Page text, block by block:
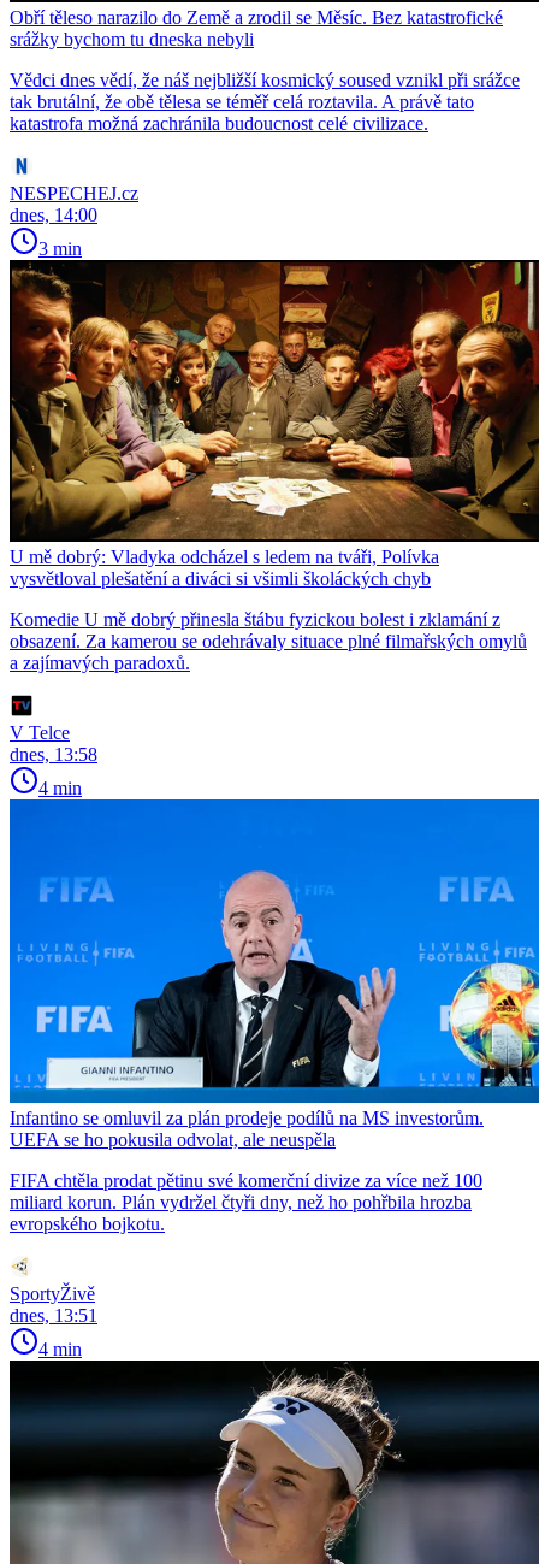
Obří těleso narazilo do Země a zrodil se Měsíc. Bez katastrofické
srážky bychom tu dneska nebyli
Vědci dnes vědí, že náš nejbližší kosmický soused vznikl při srážce
tak brutální, že obě tělesa se téměř celá roztavila. A právě tato
katastrofa možná zachránila budoucnost celé civilizace.
NESPECHEJ.cz
dnes, 14:00
3 min
U mě dobrý: Vladyka odcházel s ledem na tváři, Polívka
vysvětloval plešatění a diváci si všimli školáckých chyb
Komedie U mě dobrý přinesla štábu fyzickou bolest i zklamání z
obsazení. Za kamerou se odehrávaly situace plné filmařských omylů
a zajímavých paradoxů.
V Telce
dnes, 13:58
4 min
Infantino se omluvil za plán prodeje podílů na MS investorům.
UEFA se ho pokusila odvolat, ale neuspěla
FIFA chtěla prodat pětinu své komerční divize za více než 100
miliard korun. Plán vydržel čtyři dny, než ho pohřbila hrozba
evropského bojkotu.
SportyŽivě
dnes, 13:51
4 min